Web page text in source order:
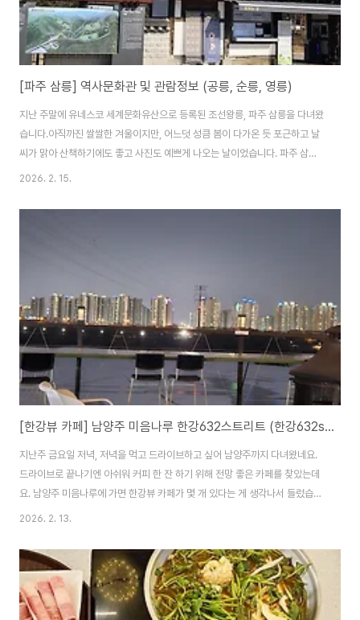
[파주 삼릉] 역사문화관 및 관람정보 (공릉, 순릉, 영릉)
지난 주말에 유네스코 세계문화유산으로 등록된 조선왕릉, 파주 삼릉을 다녀왔
습니다.아직까진 쌀쌀한 겨울이지만, 어느덧 성큼 봄이 다가온 듯 포근하고 날
씨가 맑아 산책하기에도 좋고 사진도 예쁘게 나오는 날이었습니다. 파주 삼릉
은 조신왕릉 3개가 있는 곳인데요. 조선 8대 임금인 예종의 비인 장순왕후의
받아들여 왕위에 오른 후 추존된 진종(효장세자)과 효순소왕후의 쌍릉인 영릉
2026. 2. 15.
[한강뷰 카페] 남양주 미음나루 한강632스트리트 (한강632street)
지난주 금요일 저녁, 저녁을 먹고 드라이브하고 싶어 남양주까지 다녀왔네요.
드라이브로 끝나기엔 아쉬워 커피 한 잔 하기 위해 전망 좋은 카페를 찾았는데
요. 남양주 미음나루에 가면 한강뷰 카페가 몇 개 있다는 게 생각나서 들렀습니
다.여러개의 카페가 있는 가운데 전망이 가장 멋질 것 같은 한강632스트리트
트리트는 남양주시 강변북로 632번길이라서 지은 이름입니다. 미음나루는 남
양주시 수석동 외미음에 있는 나루터인데요.과거 배를 타고 한강을 건너 미사
리(양주에서 광주로 가던)로 갔던 한강 나루터 중 하나이고, 광나루에 버금가는
곳이었다고 합니다.물론 지금은 흔적만 남아있고 나루터의 기능은 완전히 상실
2026. 2. 13.